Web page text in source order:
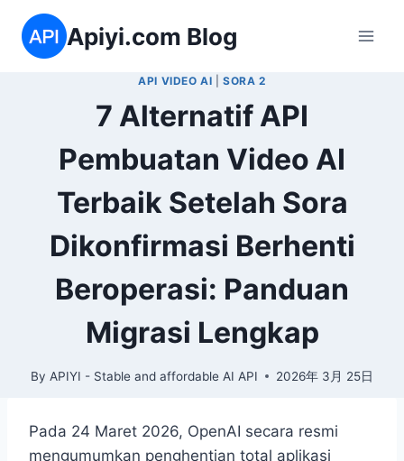
content
Apiyi.com Blog
API VIDEO AI |SORA 2
7 Alternatif API
Pembuatan Video AI
Terbaik Setelah Sora
Dikonfirmasi Berhenti
Beroperasi: Panduan
Migrasi Lengkap
By APIYI - Stable and affordable AI API 2026年 3月 25日
Pada 24 Maret 2026, OpenAI secara resmi
mengumumkan penghentian total aplikasi